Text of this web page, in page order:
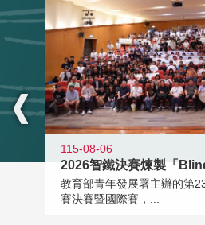
115-08-06
2026智鐵決賽煉製「
教育部青年發展署主辦的第
賽決賽暨國際賽，...